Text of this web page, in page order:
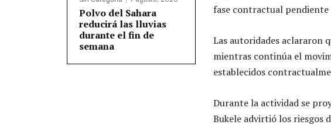
Polvo del Sahara
reducirá las lluvias
durante el fin de
semana
fase contractual
Las autoridades aclararon
mientras continúa el
establecidos
Durante la actividad se
Bukele advirtió los riesgos